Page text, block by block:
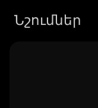
Նշումներ